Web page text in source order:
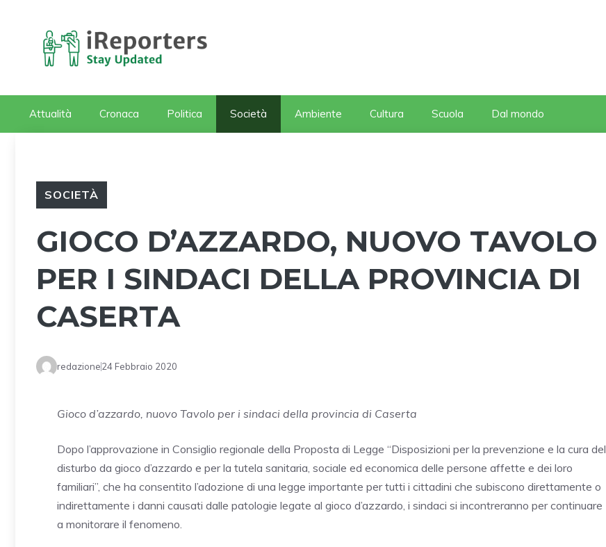
contenuto
Attualità Cronaca Politica Società Ambiente Cultura Scuola Dal mondo
SOCIETÀ
GIOCO D’AZZARDO, NUOVO TAVOLO
PER I SINDACI DELLA PROVINCIA DI
CASERTA
redazione24 Febbraio 2020
Gioco d’azzardo, nuovo Tavolo per i sindaci della provincia di Caserta
Dopo l’approvazione in Consiglio regionale della Proposta di Legge “Disposizioni per la prevenzione e la cura del
disturbo da gioco d’azzardo e per la tutela sanitaria, sociale ed economica delle persone affette e dei loro
familiari”, che ha consentito l’adozione di una legge importante per tutti i cittadini che subiscono direttamente o
indirettamente i danni causati dalle patologie legate al gioco d’azzardo, i sindaci si incontreranno per continuare
a monitorare il fenomeno.